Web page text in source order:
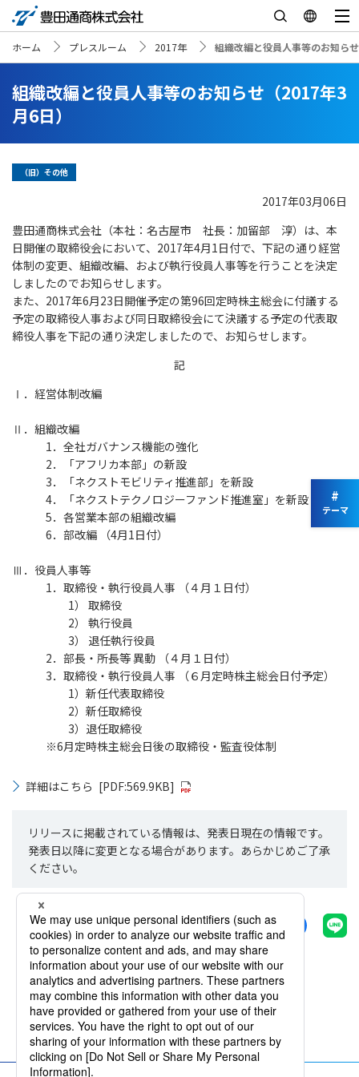
ホーム プレスルーム 2017年 組織改編と役員人事等のお知ら
組織改編と役員人事等のお知らせ（2017年3
月6日）
（旧）その他
2017年03月06日
豊田通商株式会社（本社：名古屋市 社長：加留部 淳）は、本
日開催の取締役会において、2017年4月1日付で、下記の通り経営
体制の変更、組織改編、および執行役員人事等を行うことを決定
しましたのでお知らせします。
また、2017年6月23日開催予定の第96回定時株主総会に付議する
予定の取締役人事および同日取締役会にて決議する予定の代表取
締役人事を下記の通り決定しましたので、お知らせします。
記
Ⅰ．経営体制改編
Ⅱ．組織改編
1．全社ガバナンス機能の強化
2．「アフリカ本部」の新設
3．「ネクストモビリティ推進部」を新設
4．「ネクストテクノロジーファンド推進室」を新設
5．各営業本部の組織改編
6．部改編 （4月1日付）
Ⅲ．役員人事等
1．取締役・執行役員人事 （４月１日付）
1） 取締役
2） 執行役員
3） 退任執行役員
2．部長・所長等 異動 （４月１日付）
3．取締役・執行役員人事 （６月定時株主総会日付予定）
1）新任代表取締役
2）新任取締役
3）退任取締役
※6月定時株主総会日後の取締役・監査役体制
詳細はこちら [PDF:569.9KB]
リリースに掲載されている情報は、発表日現在の情報です。
発表日以降に変更となる場合があります。あらかじめご了承
ください。
シェアする
一覧へ戻る
#
テーマ